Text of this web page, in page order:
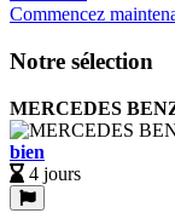
Commencez
Notre sélection
MERCEDES
bien
4 jours